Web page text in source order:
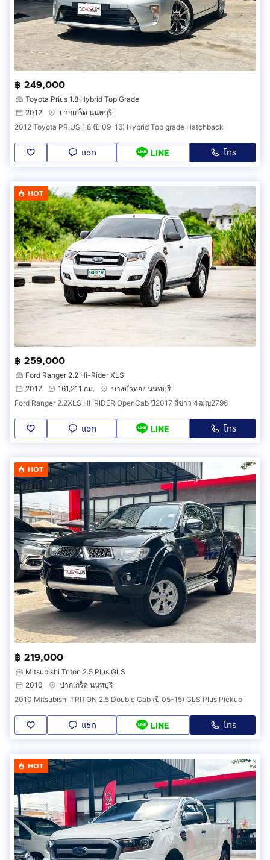
฿ 249,000
Toyota Prius 1.8 Hybrid Top Grade
2012
ปากเกร็ด นนทบุรี
2012 Toyota PRIUS 1.8 (ปี 09-16) Hybrid Top grade Hatchback
แชท LINE โทร
HOT
฿ 259,000
Ford Ranger 2.2 Hi-Rider XLS
2017
161,211 กม.
บางบัวทอง นนทบุรี
Ford Ranger 2.2XLS HI-RIDER OpenCab ปี2017 สีขาว 4ฒญ2796
แชท LINE โทร
HOT
฿ 219,000
Mitsubishi Triton 2.5 Plus GLS
2010
ปากเกร็ด นนทบุรี
2010 Mitsubishi TRITON 2.5 Double Cab (ปี 05-15) GLS Plus Pickup
แชท LINE โทร
HOT